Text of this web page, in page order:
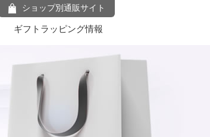
ショップ別通販サイト
ギフトラッピング情報